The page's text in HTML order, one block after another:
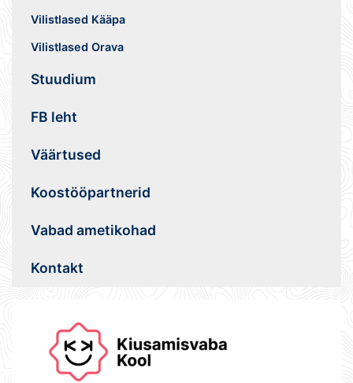
Vilistlased Kääpa
Vilistlased Orava
Stuudium
FB leht
Väärtused
Koostööpartnerid
Vabad ametikohad
Kontakt